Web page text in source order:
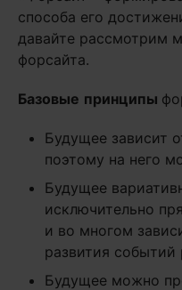
способа его
давайте рассмотрим
форсайта.
Базовые принципы
Будущее зависит
поэтому на него
Будущее
исключительно
и во многом
развития событий
Будущее можно